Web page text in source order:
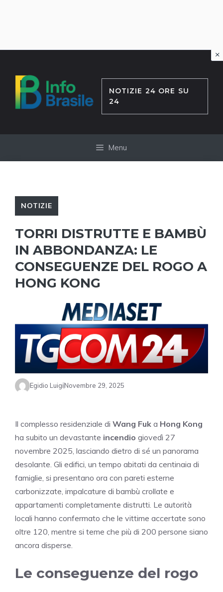
contenuto
NOTIZIE 24 ORE SU
24
Menu
NOTIZIE
TORRI DISTRUTTE E BAMBÙ
IN ABBONDANZA: LE
CONSEGUENZE DEL ROGO A
HONG KONG
Egidio LuigiNovembre 29, 2025
Il complesso residenziale di Wang Fuk a Hong Kong
ha subito un devastante incendio giovedì 27
novembre 2025, lasciando dietro di sé un panorama
desolante. Gli edifici, un tempo abitati da centinaia di
famiglie, si presentano ora con pareti esterne
carbonizzate, impalcature di bambù crollate e
appartamenti completamente distrutti. Le autorità
locali hanno confermato che le vittime accertate sono
oltre 120, mentre si teme che più di 200 persone siano
ancora disperse.
Le conseguenze del rogo
×